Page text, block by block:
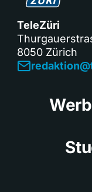
TeleZüri
8050 Zürich